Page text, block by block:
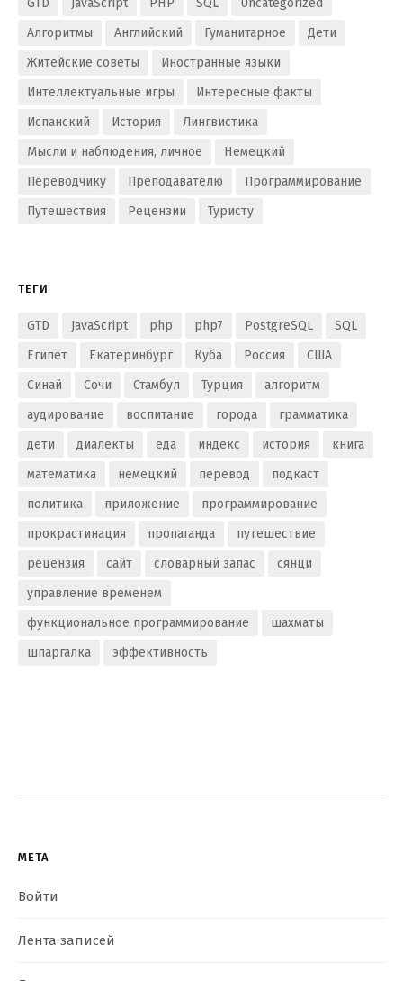
GTD JavaScript PHP SQL
Uncategorized
Алгоритмы
Английский Гуманитарное
Дети
Житейские советы
Иностранные языки
Интеллектуальные игры
Интересные факты
Испанский
История
Лингвистика
Мысли и наблюдения, личное
Немецкий
Переводчику
Преподавателю
Программирование
Путешествия
Рецензии Туристу
ТЕГИ
GTD JavaScript php php7 PostgreSQL
SQL
Египет
Екатеринбург Куба Россия
США
Синай
Сочи Стамбул Турция
алгоритм
аудирование
воспитание города
грамматика
дети
диалекты еда индекс история
книга
математика
немецкий перевод
подкаст
политика
приложение
программирование
прокрастинация
пропаганда
путешествие
рецензия
сайт словарный запас
сянци
управление временем
функциональное программирование
шахматы
шпаргалка
эффективность
МЕТА
Войти
Лента записей